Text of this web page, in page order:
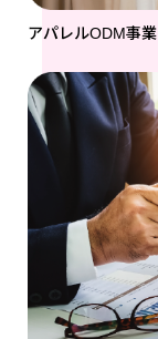
アパレルODM事業